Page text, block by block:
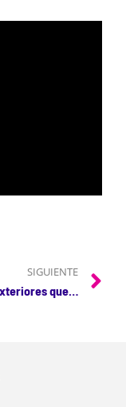
SIGUIENTE
6 signos exteriores que podrían indicar una enfermedad cardíaca